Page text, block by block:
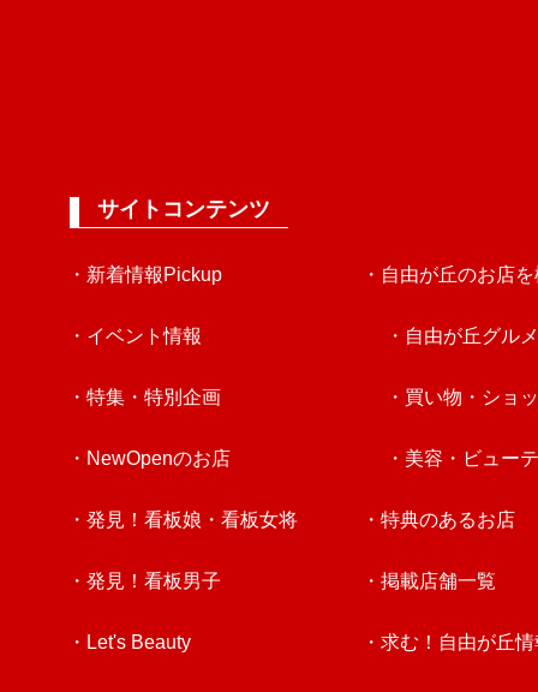
サイトコンテンツ
・新着情報Pickup
・イベント情報
・特集・特別企画
・NewOpenのお店
・発見！看板娘・看板女将
・発見！看板男子
・Let's Beauty
・自由が丘のお店
・自由が丘グルメ
・買い物・ショ
・美容・ビュー
・特典のあるお店
・掲載店舗一覧
・求む！自由が丘